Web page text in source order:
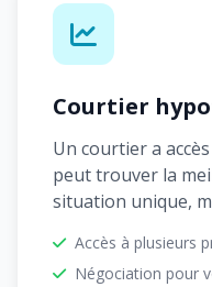
Courtier
Un courtier a
peut trouver la
situation unique,
Accès à plusieurs
Négociation pour